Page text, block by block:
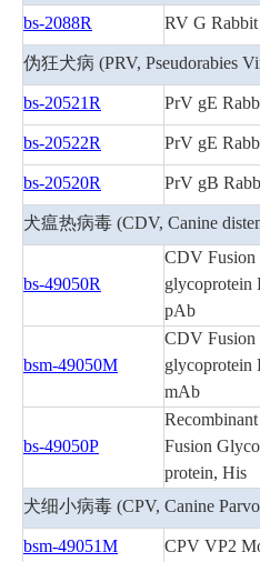
bs-2088R RV G
伪狂犬病 (PRV, Pseudorabies
bs-20521R PrV gE
bs-20522R PrV gE
bs-20520R PrV gB
犬瘟热病毒 (CDV, Canine
bs-49050R
CDV Fusion
glycoprotein
pAb
bsm-49050M
CDV Fusion
glycoprotein
mAb
bs-49050P
Fusion
protein, His
犬细小病毒 (CPV, Canine
bsm-49051M CPV VP2